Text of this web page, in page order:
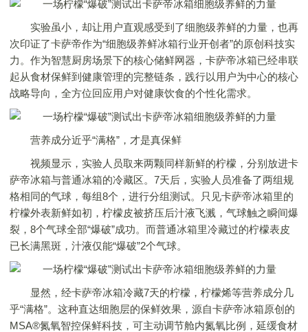
实验虽小，却让用户直观感受到了细胞级养鲜的力量，也再
次印证了卡萨帝作为“细胞级养鲜冰箱行业开创者”的原创科技实
力。作为智慧厨房场景下的核心储鲜网器，卡萨帝冰箱已经串联
起从食材保鲜到健康管理的完整链条，践行以用户为中心的核心
战略导向，全方位回应用户对健康饮食的个性化需求。
营养成分近乎“满格”，才是真保鲜
视频显示，实验人员取来两颗同样新鲜的柠檬，分别放进卡
萨帝冰箱与普通冰箱的冷藏区。7天后，实验人员准备了两组规
格相同的气球，每组8个，进行分组测试。只见卡萨帝冰箱里的
柠檬外表新鲜如初，柠檬皮被挤压后汁液飞溅，气球触之瞬间爆
裂，8个气球全部“爆破”成功。而普通冰箱里冷藏过的柠檬表皮
已长满黑斑，汁液仅能“爆破”2个气球。
显然，经卡萨帝冰箱冷藏7天的柠檬，柠檬烯等营养成分几
乎“满格”。这种直达细胞层的保鲜效果，源自卡萨帝冰箱原创的
MSA®氮氧智控保鲜科技，可主动调节舱内氮氧比例，延缓食材